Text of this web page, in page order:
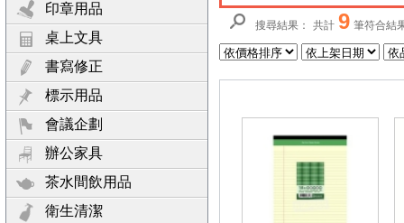
印章用品
桌上文具
書寫修正
標示用品
會議企劃
辦公家具
茶水間飲用品
衛生清潔
搜尋結果： 共計 9 筆符合結